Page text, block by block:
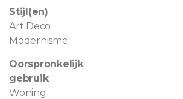
Stijl(en)
Art Deco
Modernisme
Oorspronkelijk
gebruik
Woning